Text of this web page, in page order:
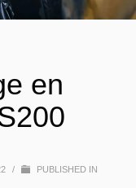
en
/ PUBLISHED IN